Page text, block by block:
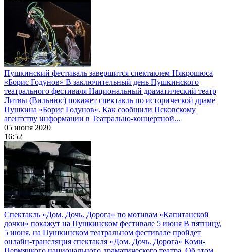
Пушкинский фестиваль завершится спектаклем Някрошюса
«Борис Годунов» В заключительный день Пушкинского
театрального фестиваля Национальный драматический театр
Литвы (Вильнюс) покажет спектакль по исторической драме
Пушкина «Борис Годунов». Как сообщили Псковскому
агентству информации в Театрально-концертной...
05 июня 2020
16:52
Спектакль «Дом. Дочь. Дорога» по мотивам «Капитанской
дочки» покажут на Пушкинском фестивале 5 июня В пятницу,
5 июня, на Пушкинском театральном фестивале пройдет
онлайн-трансляция спектакля «Дом. Дочь. Дорога» Коми-